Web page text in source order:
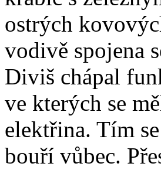
ostrých
vodivě spojena
Diviš chápal
ve kterých se
elektřina. Tím
bouří vůbec.